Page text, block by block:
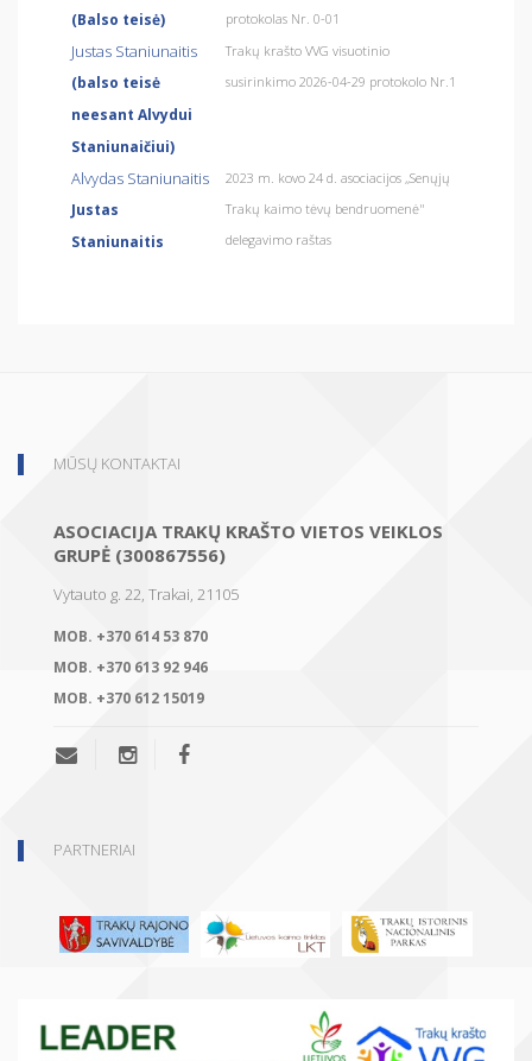
(Balso teisė)
protokolas Nr. 0-01
Justas Staniunaitis
(balso teisė
neesant Alvydui
Staniunaičiui)
Trakų krašto VVG visuotinio
susirinkimo 2026-04-29 protokolo Nr.1
Alvydas Staniunaitis
Justas
Staniunaitis
2023 m. kovo 24 d. asociacijos ,,Senųjų
Trakų kaimo tėvų bendruomenė"
delegavimo raštas
MŪSŲ KONTAKTAI
ASOCIACIJA TRAKŲ KRAŠTO VIETOS VEIKLOS
GRUPĖ (300867556)
Vytauto g. 22, Trakai, 21105
MOB. +370 614 53 870
MOB. +370 613 92 946
MOB. +370 612 15019
PARTNERIAI